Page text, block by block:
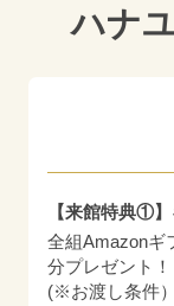
ハナ
【来館特典①
全組Amazonギ
分プレゼント！
(※お渡し条件